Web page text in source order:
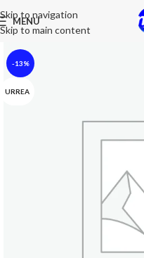
Skip to navigation
Skip to main content
MENU
-13%
URREA